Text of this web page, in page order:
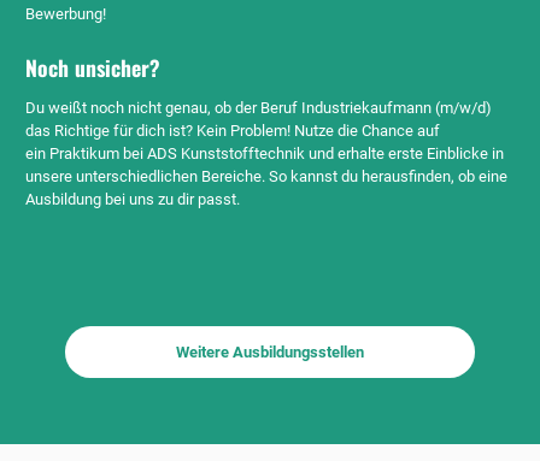
Bewerbung!
Noch unsicher?
Du weißt noch nicht genau, ob der Beruf Industriekaufmann (m/w/d)
das Richtige für dich ist? Kein Problem! Nutze die Chance auf
ein Praktikum bei ADS Kunststofftechnik und erhalte erste Einblicke in
unsere unterschiedlichen Bereiche. So kannst du herausfinden, ob eine
Ausbildung bei uns zu dir passt.
Weitere Ausbildungsstellen